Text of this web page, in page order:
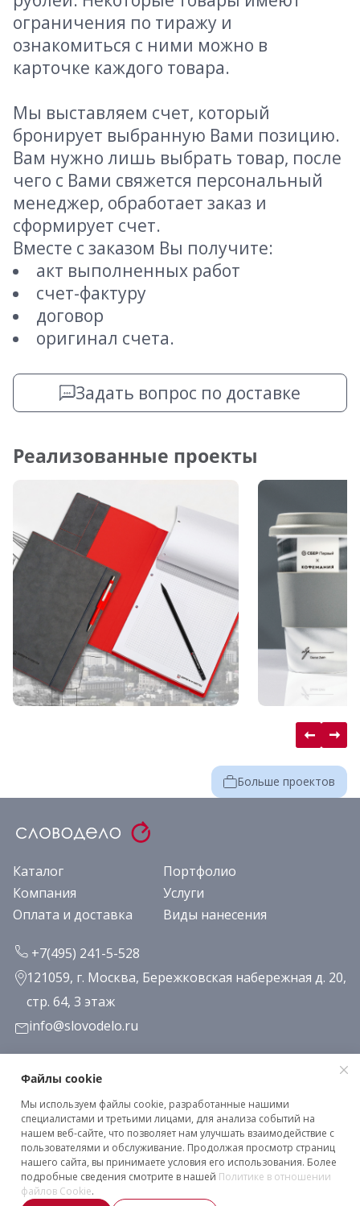
ограничения по тиражу и
ознакомиться с ними можно в
карточке каждого товара.
Мы выставляем счет, который
бронирует выбранную Вами позицию.
Вам нужно лишь выбрать товар, после
чего с Вами свяжется персональный
менеджер, обработает заказ и
сформирует счет.
Вместе с заказом Вы получите:
акт выполненных работ
счет-фактуру
договор
оригинал счета.
Задать вопрос по доставке
Реализованные проекты
Больше проектов
Каталог
Портфолио
Компания
Услуги
Оплата и доставка
Виды нанесения
+7(495) 241-5-528
121059, г. Москва, Бережковская набережная д. 20,
стр. 64, 3 этаж
info@slovodelo.ru
Заказать звонок
Подписаться на рассылку
Клиентское соглашение
Политика конфиденциальности
Файлы cookie
Мы используем файлы cookie, разработанные нашими
специалистами и третьими лицами, для анализа событий на
нашем веб-сайте, что позволяет нам улучшать взаимодействие с
пользователями и обслуживание. Продолжая просмотр страниц
нашего сайта, вы принимаете условия его использования. Более
подробные сведения смотрите в нашей Политике в отношении
файлов Cookie.